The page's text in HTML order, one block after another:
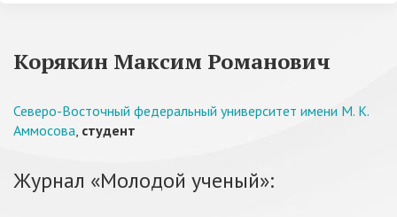
Корякин Максим Романович
Северо-Восточный федеральный университет имени М. К.
Аммосова, студент
Журнал «Молодой ученый»: